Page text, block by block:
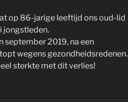
op 86-jarige leeftijd ons oud-lid
jongstleden.
september 2019, na een
wegens gezondheidsredenen.
sterkte met dit verlies!